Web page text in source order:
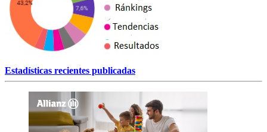
Estadísticas recientes publicadas